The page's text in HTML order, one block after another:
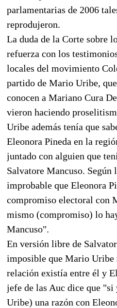
parlamentarias de 2006
reprodujeron.
La duda de la Corte sobre
refuerza con los
locales del movimiento
partido de Mario Uribe,
conocen a Mariano Cura
vieron haciendo
Uribe además tenía que
Eleonora Pineda en la
juntado con alguien que
Salvatore Mancuso. Según
improbable que Eleonora
compromiso electoral con
mismo (compromiso) lo
Mancuso".
En versión libre de
imposible que Mario Uribe
relación existía entre él y
jefe de las Auc dice que
Uribe) una razón con